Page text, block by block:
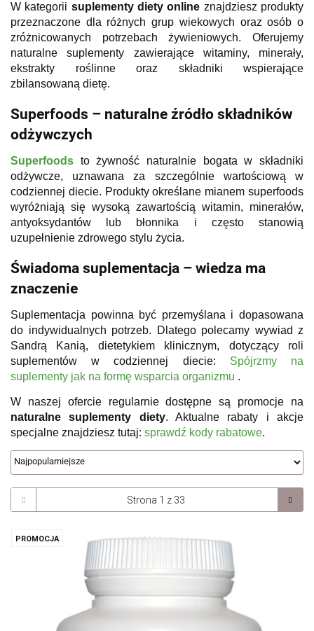
W kategorii suplementy diety online znajdziesz produkty
przeznaczone dla różnych grup wiekowych oraz osób o
zróżnicowanych potrzebach żywieniowych. Oferujemy
naturalne suplementy zawierające witaminy, minerały,
ekstrakty roślinne oraz składniki wspierające
zbilansowaną dietę.
Superfoods – naturalne źródło składników
odżywczych
Superfoods to żywność naturalnie bogata w składniki
odżywcze, uznawana za szczególnie wartościową w
codziennej diecie. Produkty określane mianem superfoods
wyróżniają się wysoką zawartością witamin, minerałów,
antyoksydantów lub błonnika i często stanowią
uzupełnienie zdrowego stylu życia.
Świadoma suplementacja – wiedza ma
znaczenie
Suplementacja powinna być przemyślana i dopasowana
do indywidualnych potrzeb. Dlatego polecamy wywiad z
Sandrą Kanią, dietetykiem klinicznym, dotyczący roli
suplementów w codziennej diecie: Spójrzmy na
suplementy jak na formę wsparcia organizmu .
W naszej ofercie regularnie dostępne są promocje na
naturalne suplementy diety. Aktualne rabaty i akcje
specjalne znajdziesz tutaj: sprawdź kody rabatowe.
PROMOCJA